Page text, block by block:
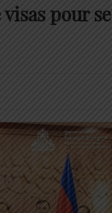
pour se